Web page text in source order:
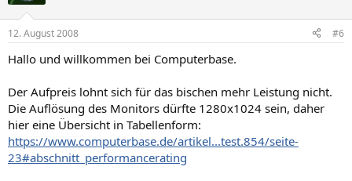
12. August 2008 #6
Hallo und willkommen bei Computerbase.
Der Aufpreis lohnt sich für das bischen mehr Leistung nicht.
Die Auflösung des Monitors dürfte 1280x1024 sein, daher
hier eine Übersicht in Tabellenform:
https://www.computerbase.de/artikel...test.854/seite-
23#abschnitt_performancerating